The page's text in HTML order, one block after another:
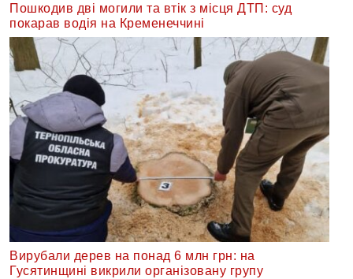
Пошкодив дві могили та втік з місця ДТП: суд
покарав водія на Кременеччині
Вирубали дерев на понад 6 млн грн: на
Гусятинщині викрили організовану групу